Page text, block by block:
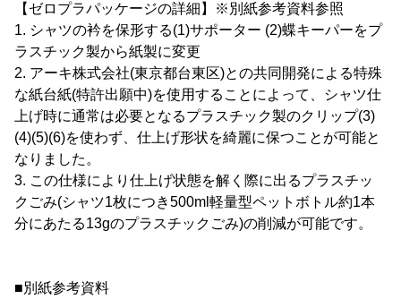
【ゼロプラパッケージの詳細】※別紙参考資料参照
1. シャツの衿を保形する(1)サポーター (2)蝶キーパーをプ
ラスチック製から紙製に変更
2. アーキ株式会社(東京都台東区)との共同開発による特殊
な紙台紙(特許出願中)を使用することによって、シャツ仕
上げ時に通常は必要となるプラスチック製のクリップ(3)
(4)(5)(6)を使わず、仕上げ形状を綺麗に保つことが可能と
なりました。
3. この仕様により仕上げ状態を解く際に出るプラスチッ
クごみ(シャツ1枚につき500ml軽量型ペットボトル約1本
分にあたる13gのプラスチックごみ)の削減が可能です。
■別紙参考資料